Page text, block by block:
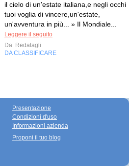
il cielo di un'estate italiana,e negli occhi
tuoi voglia di vincere,un'estate,
un'avventura in più... » Il Mondiale...
Leggere il seguito
Da Redatagli
DA CLASSIFICARE
Presentazione
Condizioni d'uso
Informazioni azienda
Proponi il tuo blog